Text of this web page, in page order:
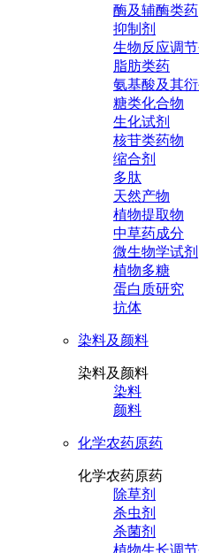
酶及辅酶类药
抑制剂
生物反应调节
脂肪类药
氨基酸及其
糖类化合物
生化试剂
核苷类药物
缩合剂
多肽
天然产物
植物提取物
中草药成分
微生物学试剂
植物多糖
蛋白质研究
抗体
染料及颜料
染料及颜料
染料
颜料
化学农药原药
化学农药原药
除草剂
杀虫剂
杀菌剂
植物生长调节